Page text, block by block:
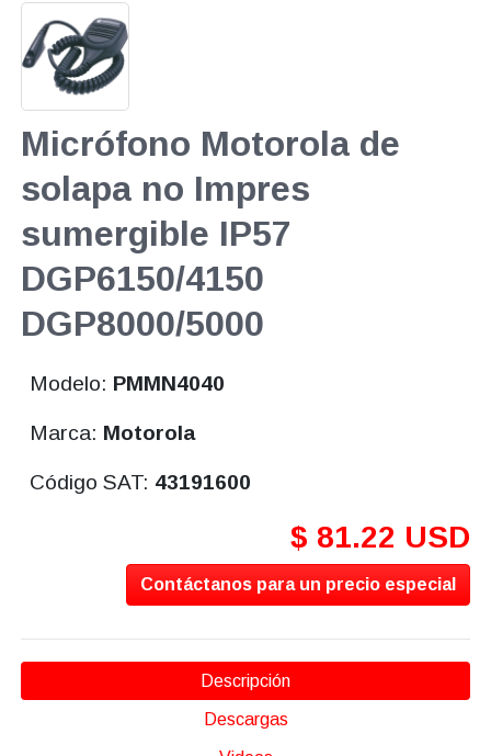
Micrófono Motorola de
solapa no Impres
sumergible IP57
DGP6150/4150
DGP8000/5000
Modelo: PMMN4040
Marca: Motorola
Código SAT: 43191600
$ 81.22 USD
Contáctanos para un precio especial
Descripción
Descargas